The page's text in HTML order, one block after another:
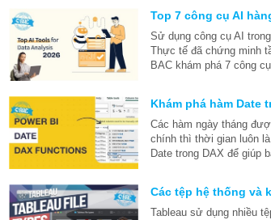
Top 7 công cụ AI
Sử dụng công cụ AI
Thực tế đã chứng minh
BAC khám phá 7 công
Khám phá hàm Date
Các hàm ngày tháng
chính thì thời gian luôn
Date trong DAX để giúp
Các tệp hệ thống và
Tableau sử dụng nhiều